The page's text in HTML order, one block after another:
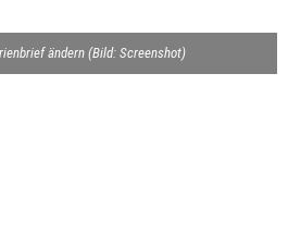
ändern (Bild: Screenshot)